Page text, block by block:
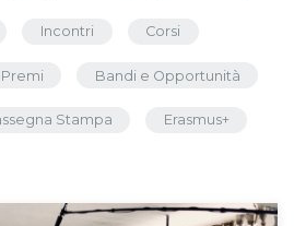
Incontri Corsi
Premi Bandi e Opportunità
Stampa Erasmus+